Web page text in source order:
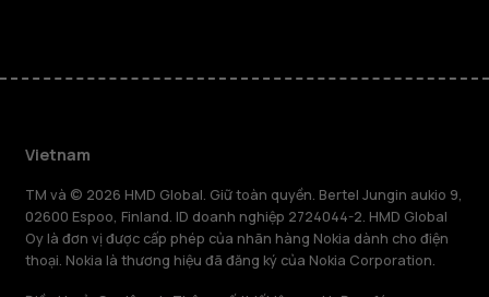
Vietnam
TM và © 2026 HMD Global. Giữ toàn quyền. Bertel Jungin aukio 9,
02600 Espoo, Finland. ID doanh nghiệp 2724044-2. HMD Global
Oy là đơn vị được cấp phép của nhãn hàng Nokia dành cho điện
thoại. Nokia là thương hiệu đã đăng ký của Nokia Corporation.